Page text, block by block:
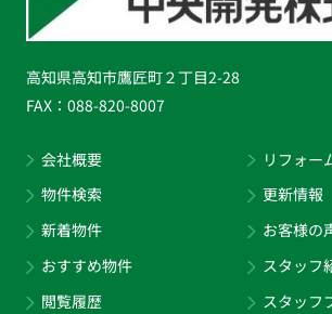
高知県高知市鷹匠町２丁目2-28
FAX： 088-820-8007
会社概要
物件検索
新着物件
おすすめ物件
閲覧履歴
リフォー
更新情報
お客様の
スタッフ
スタッフ